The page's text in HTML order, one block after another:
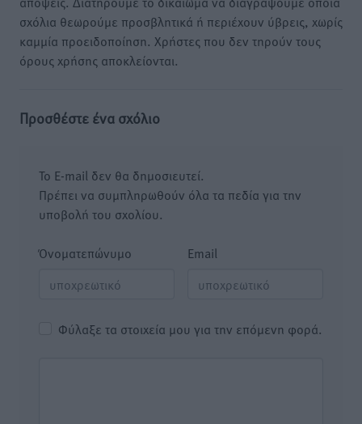
σχόλια θεωρούμε προσβλητικά ή περιέχουν ύβρεις, χωρίς
καμμία προειδοποίηση. Χρήστες που δεν τηρούν τους
όρους χρήσης αποκλείονται.
Προσθέστε ένα σχόλιο
Το E-mail δεν θα δημοσιευτεί.
Πρέπει να συμπληρωθούν όλα τα πεδία για την
υποβολή του σχολίου.
Όνοματεπώνυμο Email
Φύλαξε τα στοιχεία μου για την επόμενη φορά.